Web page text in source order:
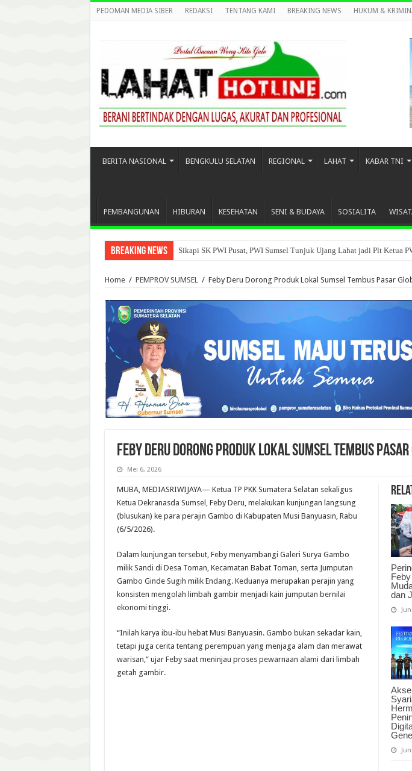
PEDOMAN MEDIA SIBER REDAKSI TENTANG KAMI BREAKING NEWS HUKUM &
BERITA NASIONAL BENGKULU SELATAN REGIONAL LAHAT KABAR TNI
PEMBANGUNAN HIBURAN KESEHATAN SENI & BUDAYA SOSIALITA
Breaking News Sikapi SK PWI Pusat, PWI Sumsel Tunjuk Ujang Lahat jadi Plt Ketua
Home / PEMPROV SUMSEL / Feby Deru Dorong Produk Lokal Sumsel Tembus Pasar
Feby Deru Dorong Produk Lokal Sumsel Tembus
Mei 6, 2026
dan
MUBA, MEDIASRIWIJAYA— Ketua TP PKK Sumatera Selatan sekaligus
Ketua Dekranasda Sumsel, Feby Deru, melakukan kunjungan langsung
(blusukan) ke para perajin Gambo di Kabupaten Musi Banyuasin, Rabu
(6/5/2026).
Dalam kunjungan tersebut, Feby menyambangi Galeri Surya Gambo
milik Sandi di Desa Toman, Kecamatan Babat Toman, serta Jumputan
Gambo Ginde Sugih milik Endang. Keduanya merupakan perajin yang
konsisten mengolah limbah gambir menjadi kain jumputan bernilai
ekonomi tinggi.
“Inilah karya ibu-ibu hebat Musi Banyuasin. Gambo bukan sekadar kain,
tetapi juga cerita tentang perempuan yang menjaga alam dan merawat
warisan,” ujar Feby saat meninjau proses pewarnaan alami dari limbah
getah gambir.